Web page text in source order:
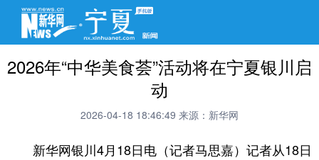
2026年“中华美食荟”活动将在宁夏银川启
动
2026-04-18 18:46:49 来源：新华网
新华网银川4月18日电（记者马思嘉）记者从18日